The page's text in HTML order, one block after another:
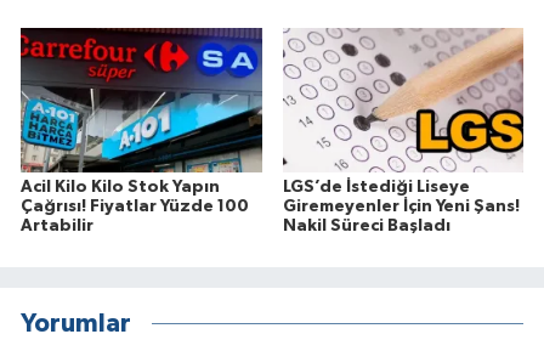
Acil Kilo Kilo Stok Yapın
Çağrısı! Fiyatlar Yüzde 100
Artabilir
LGS’de İstediği Liseye
Giremeyenler İçin Yeni Şans!
Nakil Süreci Başladı
Yorumlar